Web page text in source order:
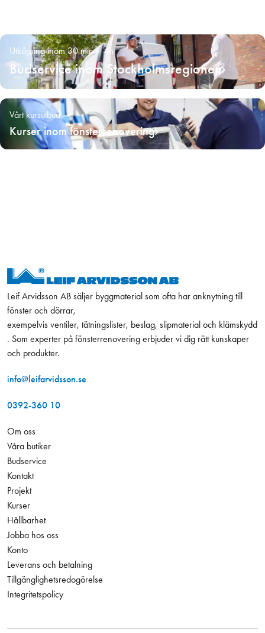
Utkörning inom 30 min – 4h
Budservice inom Stockholmsregionen
Vårt kursutbud
Kurser inom fönsterrenovering
Leif Arvidsson AB säljer byggmaterial som ofta har anknytning till
fönster och dörrar,
exempelvis ventiler, tätningslister, beslag, slipmaterial och klämskydd
. Som experter på fönsterrenovering erbjuder vi dig rätt kunskaper
och produkter.
info@leifarvidsson.se
0392-360 10
Om oss
Våra butiker
Budservice
Kontakt
Projekt
Kurser
Hållbarhet
Jobba hos oss
Konto
Leverans och betalning
Tillgänglighetsredogörelse
Integritetspolicy